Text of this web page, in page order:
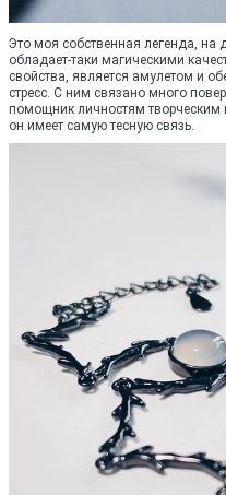
Это моя собственная легенда, на
обладает-таки магическими
свойства, является амулетом и
стресс. С ним связано много
помощник личностям
он имеет самую тесную связь.